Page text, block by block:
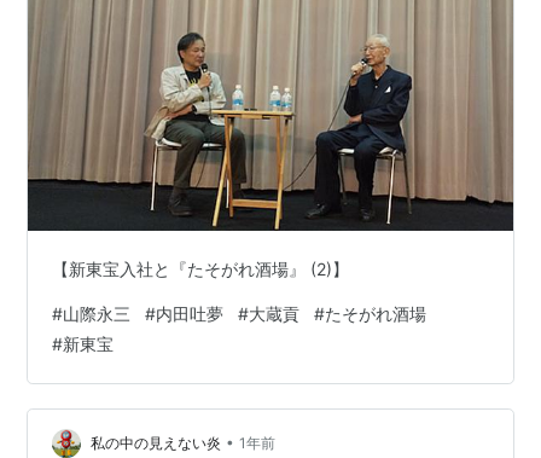
【新東宝入社と『たそがれ酒場』 (2)】
#山際永三 #内田吐夢 #大蔵貢 #たそがれ酒場
#新東宝
私の中の見えない炎 • 1年前